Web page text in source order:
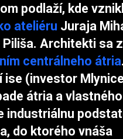
podlaží, kde
ateliéru Juraja
Piliša. Architekti sa
centrálneho átria.
ise (investor
átria a
industriálnu
do ktorého vnáša